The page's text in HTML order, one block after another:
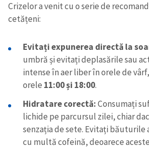
Crizelor a venit cu o serie de
cetățeni:
Evitați expunerea directă la
umbră și evitați deplasările sau
intense în aer liber în orele de
orele 11:00 și 18:00.
Hidratare corectă:Consumați
lichide pe parcursul zilei, chiar
senzația de sete. Evitați băuturile
cu multă cofeină, deoarece